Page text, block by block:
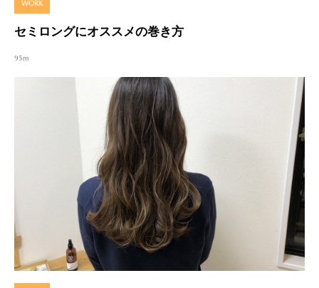
WORK
セミロングにオススメの巻き方
95m